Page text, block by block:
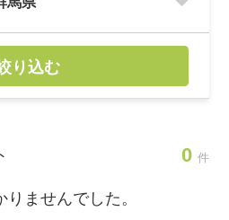
り込む
0 件
ませんでした。